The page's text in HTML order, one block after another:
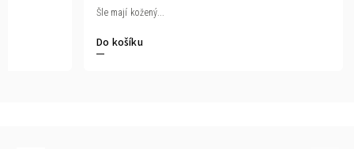
Do košíku
Šle mají kožený...